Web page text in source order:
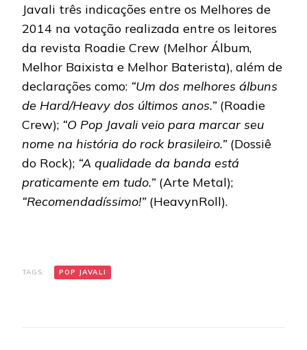
Javali três indicações entre os Melhores de
2014 na votação realizada entre os leitores
da revista Roadie Crew (Melhor Álbum,
Melhor Baixista e Melhor Baterista), além de
declarações como: “Um dos melhores álbuns
de Hard/Heavy dos últimos anos.”(Roadie
Crew); “O Pop Javali veio para marcar seu
nome na história do rock brasileiro.”(Dossiê
do Rock); “A qualidade da banda está
praticamente em tudo.”(Arte Metal);
“Recomendadíssimo!”(HeavynRoll).
TAGS: POP JAVALI